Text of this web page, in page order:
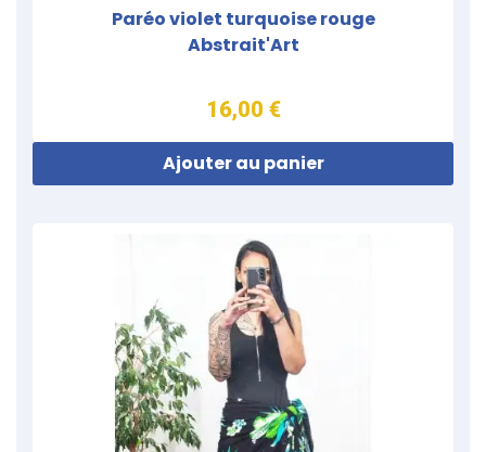
Paréo violet turquoise rouge
Abstrait'Art
16,00 €
Ajouter au panier